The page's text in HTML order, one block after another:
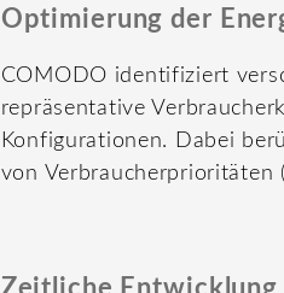
Optimierung der
COMODO identifiziert
repräsentative
Konfigurationen. Dabei
von Verbraucherprioritäten
Zeitliche